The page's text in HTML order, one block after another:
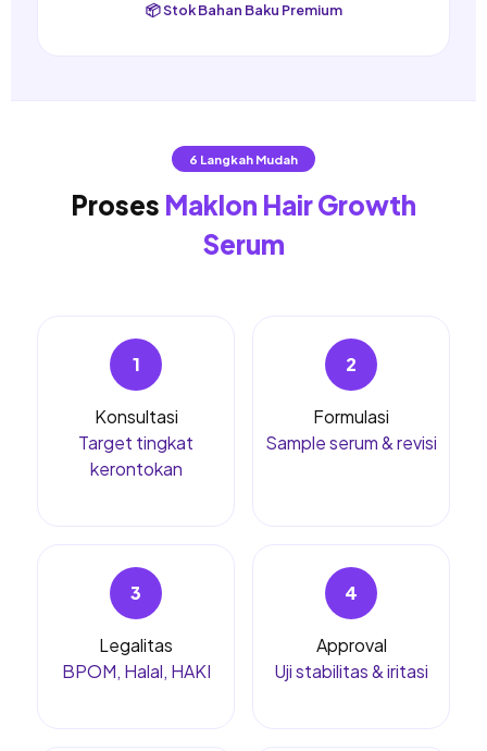
📦 Stok Bahan Baku Premium
6 Langkah Mudah
Proses Maklon Hair Growth
Serum
1
Konsultasi
Target tingkat
kerontokan
2
Formulasi
Sample serum & revisi
3
Legalitas
BPOM, Halal, HAKI
4
Approval
Uji stabilitas & iritasi